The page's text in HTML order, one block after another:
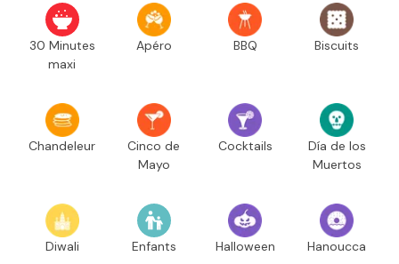
30 Minutes
maxi
Apéro BBQ Biscuits
Chandeleur
Cinco de
Mayo
Cocktails
Día de los
Muertos
Diwali Enfants Halloween Hanoucca